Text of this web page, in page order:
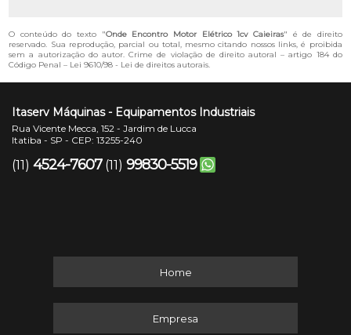
O conteúdo do texto "Onde Encontro Motor Elétrico 1cv Caieiras" é de direito
reservado. Sua reprodução, parcial ou total, mesmo citando nossos links, é proibida
sem a autorização do autor. Crime de violação de direito autoral – artigo 184 do
Código Penal – Lei 9610/98 - Lei de direitos autorais.
Itaserv Máquinas - Equipamentos Industriais
Rua Vicente Mecca, 152 - Jardim de Lucca
Itatiba - SP - CEP: 13255-240
(11) 4524-7607 (11) 99830-5519
Home
Empresa